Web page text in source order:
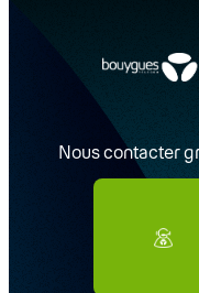
Nous contacter